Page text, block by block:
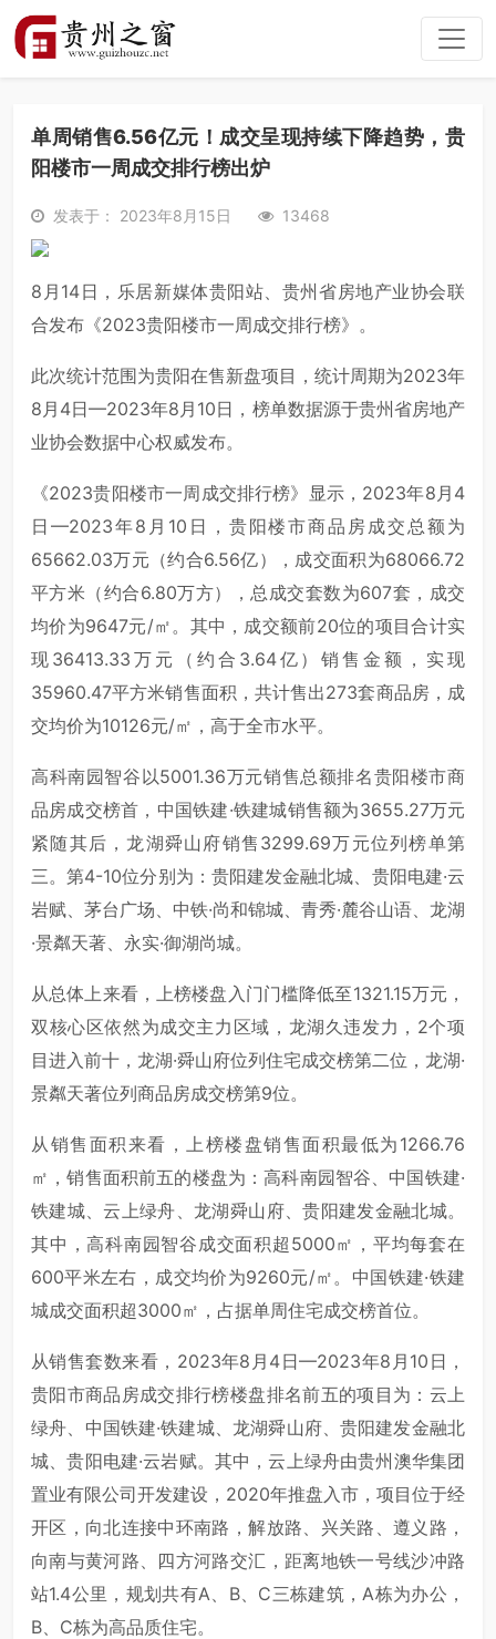
单周销售6.56亿元！成交呈现持续下降趋势，贵
阳楼市一周成交排行榜出炉
发表于： 2023年8月15日 13468
8月14日，乐居新媒体贵阳站、贵州省房地产业协会联
合发布《2023贵阳楼市一周成交排行榜》。
此次统计范围为贵阳在售新盘项目，统计周期为2023年
8月4日—2023年8月10日，榜单数据源于贵州省房地产
业协会数据中心权威发布。
《2023贵阳楼市一周成交排行榜》显示，2023年8月4
日—2023年8月10日，贵阳楼市商品房成交总额为
65662.03万元（约合6.56亿），成交面积为68066.72
平方米（约合6.80万方），总成交套数为607套，成交
均价为9647元/㎡。其中，成交额前20位的项目合计实
现36413.33万元（约合3.64亿）销售金额，实现
35960.47平方米销售面积，共计售出273套商品房，成
交均价为10126元/㎡，高于全市水平。
高科南园智谷以5001.36万元销售总额排名贵阳楼市商
品房成交榜首，中国铁建·铁建城销售额为3655.27万元
紧随其后，龙湖舜山府销售3299.69万元位列榜单第
三。第4-10位分别为：贵阳建发金融北城、贵阳电建·云
岩赋、茅台广场、中铁·尚和锦城、青秀·麓谷山语、龙湖
·景粼天著、永实·御湖尚城。
从总体上来看，上榜楼盘入门门槛降低至1321.15万元，
双核心区依然为成交主力区域，龙湖久违发力，2个项
目进入前十，龙湖·舜山府位列住宅成交榜第二位，龙湖·
景粼天著位列商品房成交榜第9位。
从销售面积来看，上榜楼盘销售面积最低为1266.76
㎡，销售面积前五的楼盘为：高科南园智谷、中国铁建·
铁建城、云上绿舟、龙湖舜山府、贵阳建发金融北城。
其中，高科南园智谷成交面积超5000㎡，平均每套在
600平米左右，成交均价为9260元/㎡。中国铁建·铁建
城成交面积超3000㎡，占据单周住宅成交榜首位。
从销售套数来看，2023年8月4日—2023年8月10日，
贵阳市商品房成交排行榜楼盘排名前五的项目为：云上
绿舟、中国铁建·铁建城、龙湖舜山府、贵阳建发金融北
城、贵阳电建·云岩赋。其中，云上绿舟由贵州澳华集团
置业有限公司开发建设，2020年推盘入市，项目位于经
开区，向北连接中环南路，解放路、兴关路、遵义路，
向南与黄河路、四方河路交汇，距离地铁一号线沙冲路
站1.4公里，规划共有A、B、C三栋建筑，A栋为办公，
B、C栋为高品质住宅。